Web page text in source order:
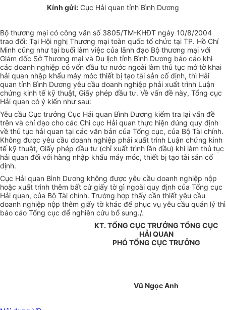
Kính gửi: Cục Hải quan tỉnh Bình Dương
Bộ thương mại có công văn số 3805/TM-KHĐT ngày 10/8/2004
trao đổi: Tại Hội nghị Thương mại toàn quốc tổ chức tại TP. Hồ Chí
Minh cũng như tại buổi làm việc của lãnh đạo Bộ thương mại với
Giám đốc Sở Thương mại và Du lịch tỉnh Bình Dương báo cáo khi
các doanh nghiệp có vốn đầu tư nước ngoài làm thủ tục mở tờ khai
hải quan nhập khẩu máy móc thiết bị tạo tài sản cố định, thì Hải
quan tỉnh Bình Dương yêu cầu doanh nghiệp phải xuất trình Luận
chứng kinh tế kỹ thuật, Giấy phép đầu tư. Về vấn đề này, Tổng cục
Hải quan có ý kiến như sau:
Yêu cầu Cục trưởng Cục Hải quan Bình Dương kiểm tra lại vấn đề
trên và chỉ đạo cho các Chi cục Hải quan thực hiện đúng quy định
về thủ tục hải quan tại các văn bản của Tổng cục, của Bộ Tài chính.
Không được yêu cầu doanh nghiệp phải xuất trình Luận chứng kinh
tế kỹ thuật, Giấy phép đầu tư (chỉ xuất trình lần đầu) khi làm thủ tục
hải quan đối với hàng nhập khẩu máy móc, thiết bị tạo tài sản cố
định.
Cục Hải quan Bình Dương không được yêu cầu doanh nghiệp nộp
hoặc xuất trình thêm bất cứ giấy tờ gì ngoài quy định của Tổng cục
Hải quan, của Bộ Tài chính. Trường hợp thấy cần thiết yêu cầu
doanh nghiệp nộp thêm giấy tờ khác để phục vụ yêu cầu quản lý thì
báo cáo Tổng cục để nghiên cứu bổ sung./.
KT. TỔNG CỤC TRƯỞNG TỔNG CỤC
HẢI QUAN
PHÓ TỔNG CỤC TRƯỞNG
Vũ Ngọc Anh